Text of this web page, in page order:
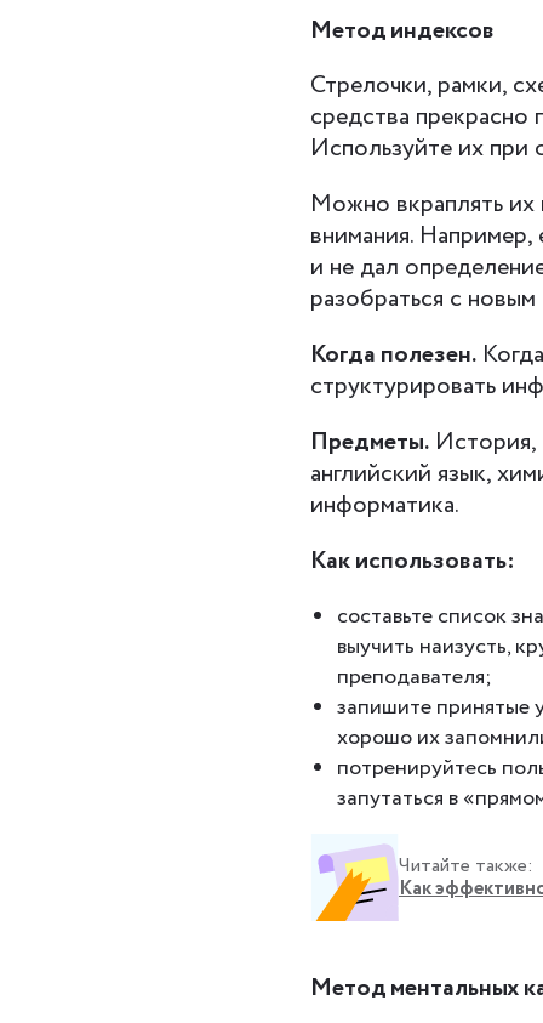
Метод индексов
Стрелочки, рамки,
средства прекрасно
Используйте их
Можно вкраплять их
внимания.
и не дал
разобраться с
Когда полезен.
структурировать
Предметы. История,
английский язык,
информатика.
Как использовать:
составьте список
выучить наизусть,
преподавателя;
запишите принятые
хорошо их
потренируйтесь
запутаться в
Читайте также:
Как
Метод ментальных